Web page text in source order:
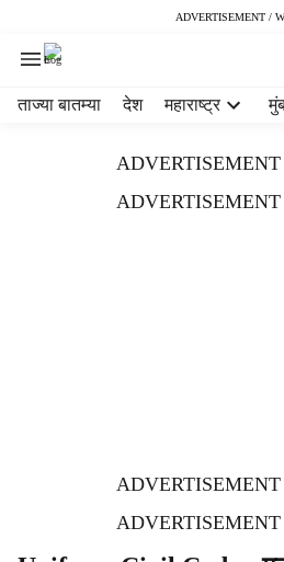
ADVERTISEMENT /
ताज्या बातम्या देश महाराष्ट्र